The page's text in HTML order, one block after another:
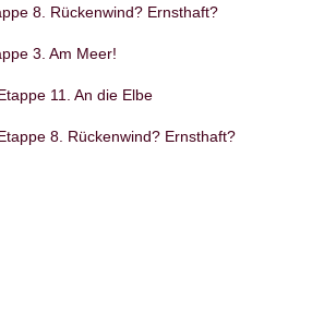
8. Rückenwind? Ernsthaft?
3. Am Meer!
11. An die Elbe
8. Rückenwind? Ernsthaft?